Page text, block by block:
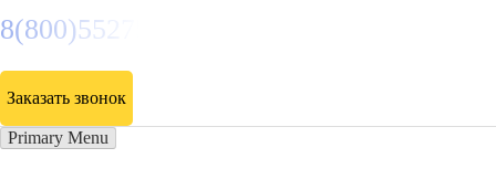
8(800)5527584
Заказать звонок
Primary Menu